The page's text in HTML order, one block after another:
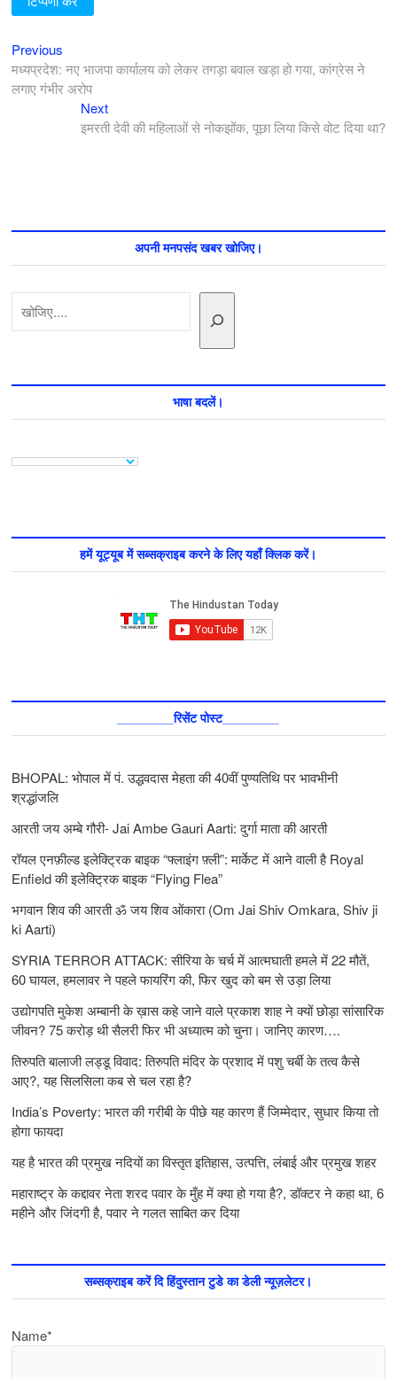
पोस्ट
नेविगेशन
Previous
post:
मध्यप्रदेश: नए भाजपा कार्यालय को लेकर तगड़ा बवाल खड़ा हो गया, कांग्रेस ने
लगाए गंभीर अरोप
NextNext
post:
इमरती देवी की महिलाओं से नोकझोंक, पूछा लिया किसे वोट दिया था?
अपनी मनपसंद खबर खोजिए।
खोजें
भाषा बदलें।
हमें यूट्यूब में सब्सक्राइब करने के लिए यहाँ क्लिक करें।
________रिसेंट पोस्ट________
BHOPAL: भोपाल में पं. उद्धवदास मेहता की 40वीं पुण्यतिथि पर भावभीनी
श्रद्धांजलि
आरती जय अम्बे गौरी- Jai Ambe Gauri Aarti: दुर्गा माता की आरती
रॉयल एनफ़ील्ड इलेक्ट्रिक बाइक “फ्लाइंग फ़्ली”: मार्केट में आने वाली है Royal
Enfield की इलेक्ट्रिक बाइक “Flying Flea”
भगवान शिव की आरती ॐ जय शिव ओंकारा (Om Jai Shiv Omkara, Shiv ji
ki Aarti)
SYRIA TERROR ATTACK: सीरिया के चर्च में आत्मघाती हमले में 22 मौतें,
60 घायल, हमलावर ने पहले फायरिंग की, फिर खुद को बम से उड़ा लिया
उद्योगपति मुकेश अम्बानी के ख़ास कहे जाने वाले प्रकाश शाह ने क्यों छोड़ा सांसारिक
जीवन? 75 करोड़ थी सैलरी फिर भी अध्यात्म को चुना। जानिए कारण….
तिरुपति बालाजी लड्डू विवाद: तिरुपति मंदिर के प्रशाद में पशु चर्बी के तत्‍व कैसे
आए?, यह सिलसिला कब से चल रहा है?
India’s Poverty: भारत की गरीबी के पीछे यह कारण हैं जिम्‍मेदार, सुधार किया तो
होगा फायदा
यह है भारत की प्रमुख नदियों का विस्तृत इतिहास, उत्पत्ति, लंबाई और प्रमुख शहर
महाराष्ट्र के कद्दावर नेता शरद पवार के मुँह में क्या हो गया है?, डॉक्टर ने कहा था, 6
महीने और जिंदगी है, पवार ने गलत साबित कर दिया
सब्सक्राइब करें दि हिंदुस्तान टुडे का डेली न्यूज़लेटर।
Name*